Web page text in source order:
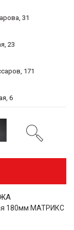
31
23
171
6
180мм МАТРИКС